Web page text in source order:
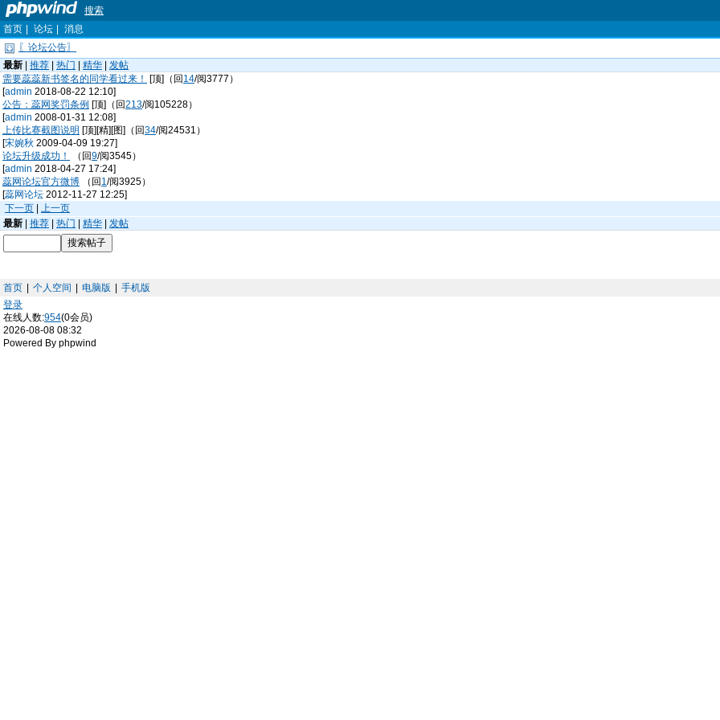
搜索
首页
论坛
消息
〖论坛公告〗
最新
推荐 热门 精华
发帖
需要蕊蕊新书签名的同学看过来！
[顶]（回 14/阅3777）
[admin 2018-08-22 12:10]
公告：蕊网奖罚条例 [顶]（回213/阅105228）
[admin 2008-01-31 12:08]
上传比赛截图说明 [顶][精][图]（回34/阅24531）
[宋婉秋 2009-04-09 19:27]
论坛升级成功！
（回9/阅3545）
[admin 2018-04-27 17:24]
蕊网论坛官方微博 （回 1/阅3925）
[蕊网论坛 2012-11-27 12:25]
下一页
上一页
最新
推荐 热门 精华 发帖
首页 个人空间 电脑版
手机版
登录
在线人数:954(0会员)
2026-08-08 08:32
Powered By phpwind